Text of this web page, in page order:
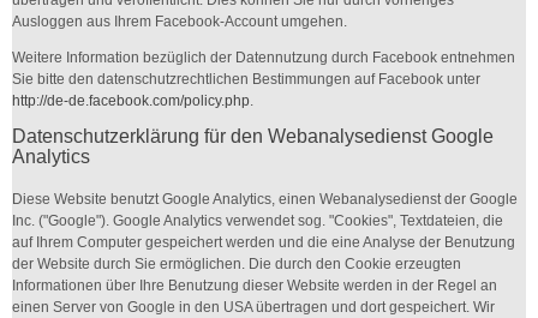
Ausloggen aus Ihrem Facebook-Account umgehen.
Weitere Information bezüglich der Datennutzung durch Facebook entnehmen
Sie bitte den datenschutzrechtlichen Bestimmungen auf Facebook unter
http://de-de.facebook.com/policy.php
Datenschutzerklärung für den Webanalysedienst Google
Analytics
Diese Website benutzt Google Analytics, einen Webanalysedienst der Google
Inc. ("Google"). Google Analytics verwendet sog. "Cookies", Textdateien, die
auf Ihrem Computer gespeichert werden und die eine Analyse der Benutzung
der Website durch Sie ermöglichen. Die durch den Cookie erzeugten
Informationen über Ihre Benutzung dieser Website werden in der Regel an
einen Server von Google in den USA übertragen und dort gespeichert. Wir